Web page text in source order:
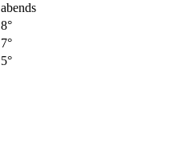
abends
8°
7°
5°